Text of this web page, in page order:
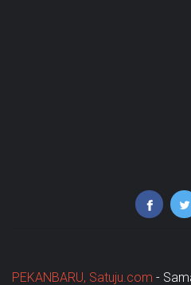
PEKANBARU, Satuju.com -